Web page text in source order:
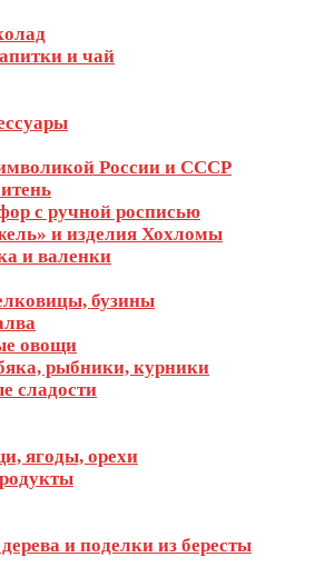
и чай
России и СССР
с ручной росписью
и изделия Хохломы
и валенки
бузины
овощи
рыбники, курники
сладости
ягоды, орехи
и поделки из бересты